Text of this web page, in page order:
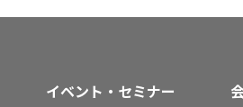
イベント・セミナー